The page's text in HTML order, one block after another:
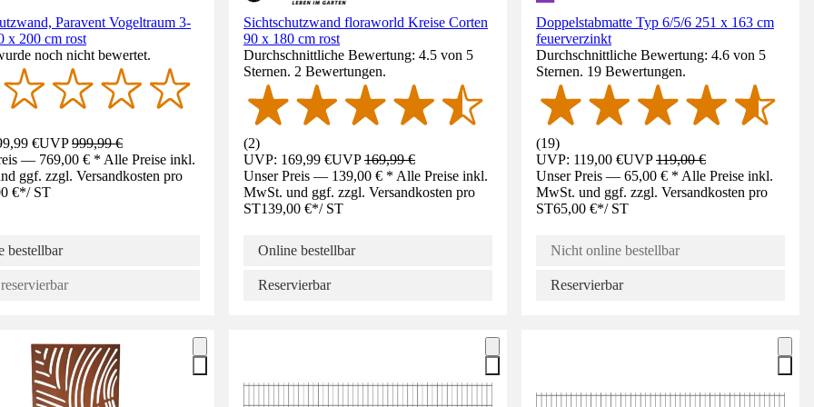
Paravent Vogeltraum 3-
x 200 cm rost
noch nicht bewertet.
€UVP999,99 €
— 769,00 € * Alle Preise inkl.
ggf. zzgl. Versandkosten pro
€*/ ST
bestellbar
Sichtschutzwand floraworld Kreise Corten
90 x 180 cm rost
Durchschnittliche Bewertung: 4.5 von 5
Sternen. 2 Bewertungen.
(2)
UVP: 169,99 €UVP169,99 €
Unser Preis — 139,00 € * Alle Preise inkl.
MwSt. und ggf. zzgl. Versandkosten pro
ST139,00 €*/ ST
Online bestellbar
Reservierbar
Doppelstabmatte Typ 6/5/6 251 x 163 cm
feuerverzinkt
Durchschnittliche Bewertung: 4.6 von 5
Sternen. 19 Bewertungen.
(19)
UVP: 119,00 €UVP119,00 €
Unser Preis — 65,00 € * Alle Preise inkl.
MwSt. und ggf. zzgl. Versandkosten pro
ST65,00 €*/ ST
Nicht online bestellbar
Reservierbar